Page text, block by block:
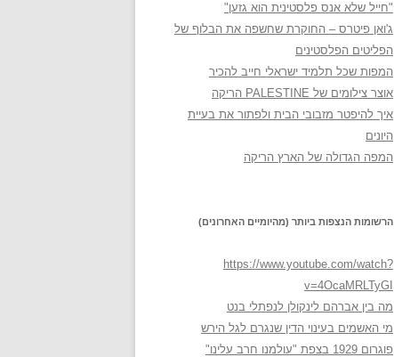
"חייל שלא אנס פלסטינית הוא גזען"
ג'ואן פיטרס – החוקרת שחשפה את הבלוף של
הפליטים הפלסטינים
המפות שכל תלמיד ישראלי חייב להכיר
אוצר צילומים של PALESTINE הריקה
איך להיפטר מזבובי הבית ולפתור את בעיית
היונים
המפה הגדולה של הארץ הריקה
הרשומות הנצפות ביותר (מהיומיים האחרונים)
https://www.youtube.com/watch?
v=4OcaMRLTyGI
מה בין אברהם לינקולן לנפתלי בנט
מי האשמים בעינוי הדין שנגרם לגל הירש
פוגרום 1929 בצפת "עולמנו חרב עלינו"